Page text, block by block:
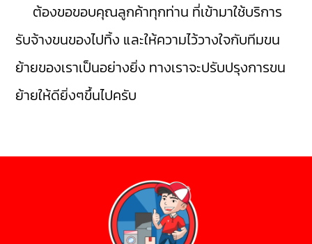
ต้องขอขอบคุณลูกค้าทุกท่าน ที่เข้ามาใช้บริการ
รับจ้างขนของไปทิ้ง และให้ความไว้วางใจกับทีมขน
ย้ายของเราเป็นอย่างยิ่ง ทางเราจะปรับปรุงการขน
ย้ายให้ดียิ่งๆขึ้นไปครับ